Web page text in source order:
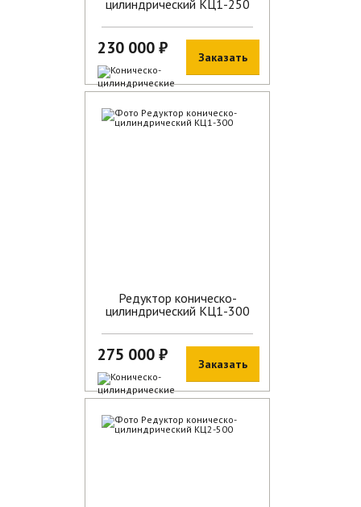
цилиндрический КЦ1-250
230 000 ₽
В наличии
Заказать
Редуктор коническо-
цилиндрический КЦ1-300
275 000 ₽
В наличии
Заказать